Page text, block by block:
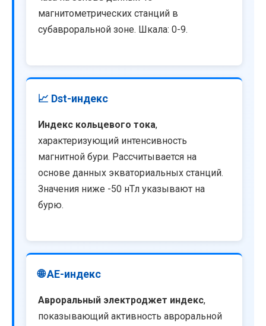
магнитометрических станций в
субавроральной зоне. Шкала: 0-9.
📈 Dst-индекс
Индекс кольцевого тока,
характеризующий интенсивность
магнитной бури. Рассчитывается на
основе данных экваториальных станций.
Значения ниже -50 нТл указывают на
бурю.
🌐 AE-индекс
Авроральный электроджет индекс,
показывающий активность авроральной